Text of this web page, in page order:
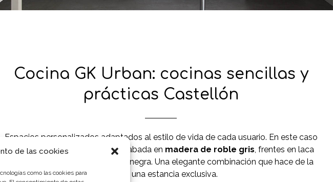
de las cookies
como las cookies para
Cocina GK Urban: cocinas sencillas y
prácticas Castellón
Espacios personalizados adaptados al estilo de vida de cada usuario. En este caso
se ha optado por una cocina acabada en madera de roble gris , frentes en laca
arena mate y una encimera Eco negra. Una elegante combinación que hace de la
cocina una estancia exclusiva.